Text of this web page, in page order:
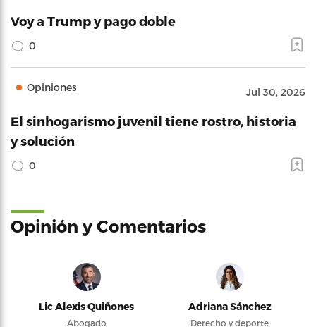
Voy a Trump y pago doble
0
Opiniones Jul 30, 2026
El sinhogarismo juvenil tiene rostro, historia
y solución
0
Opinión y Comentarios
Lic Alexis Quiñones
Abogado
Adriana Sánchez
Derecho y deporte